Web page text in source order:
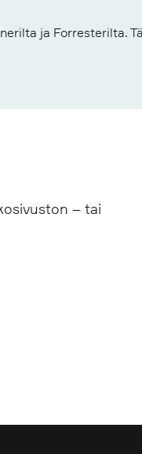
ja Forresterilta.
– tai